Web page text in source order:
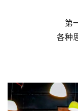
第
各种